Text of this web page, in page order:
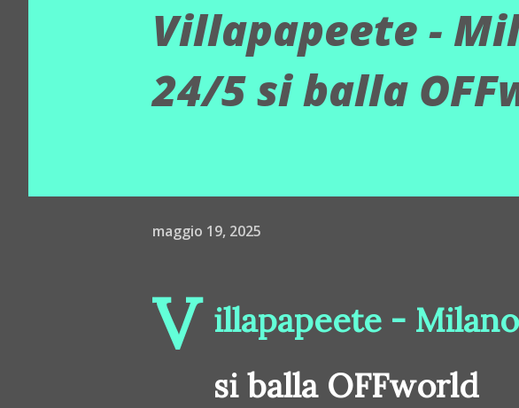
Villapapeete -
24/5 si balla
maggio 19, 2025
V illapapeete -
si balla OFFworld